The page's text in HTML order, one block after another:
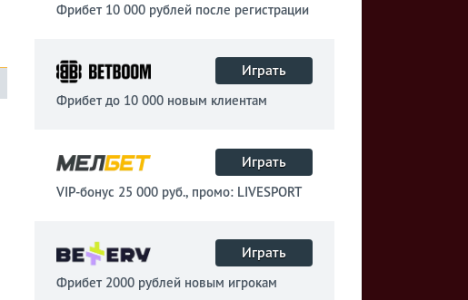
Фрибет 10 000 рублей после регистрации
Играть
Фрибет до 10 000 новым клиентам
Играть
VIP-бонус 25 000 руб., промо: LIVESPORT
Играть
Фрибет 2000 рублей новым игрокам